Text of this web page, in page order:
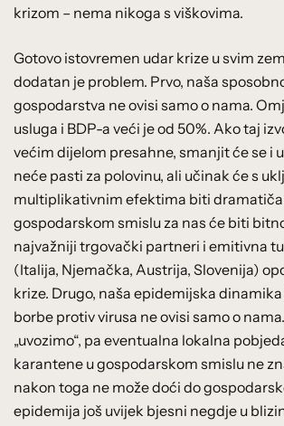
krizom – nema nikoga s viškovima.
Gotovo istovremen udar krize u svim
dodatan je problem. Prvo, naša
gospodarstva ne ovisi samo o nama.
usluga i BDP-a veći je od 50%. Ako taj
većim dijelom presahne, smanjit će se i
neće pasti za polovinu, ali učinak će s
multiplikativnim efektima biti
gospodarskom smislu za nas će biti
najvažniji trgovački partneri i emitivna
(Italija, Njemačka, Austrija, Slovenija)
krize. Drugo, naša epidemijska
borbe protiv virusa ne ovisi samo o
„uvozimo“, pa eventualna lokalna
karantene u gospodarskom smislu ne
nakon toga ne može doći do
epidemija još uvijek bjesni negdje u